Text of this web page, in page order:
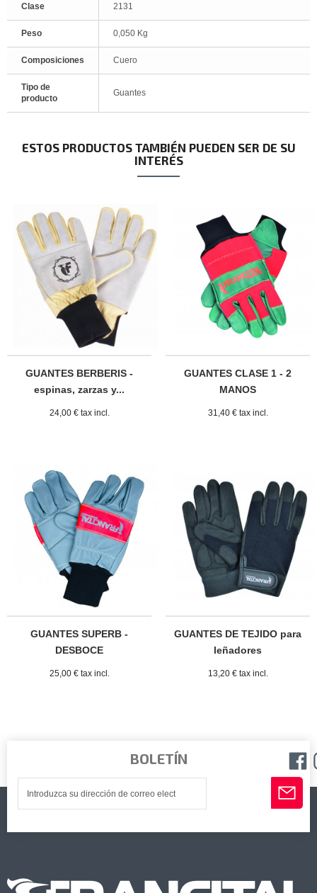
Clase 2131
Peso 0,050 Kg
Composiciones Cuero
Tipo de
producto
Guantes
ESTOS PRODUCTOS TAMBIÉN PUEDEN SER DE SU
INTERÉS
GUANTES BERBERIS -
espinas, zarzas y...
24,00 € tax incl.
GUANTES CLASE 1 - 2
MANOS
31,40 € tax incl.
GUANTES SUPERB -
DESBOCE
25,00 € tax incl.
GUANTES DE TEJIDO para
leñadores
13,20 € tax incl.
BOLETÍN